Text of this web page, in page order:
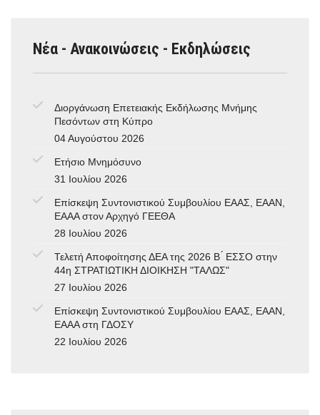
Νέα - Ανακοινώσεις - Εκδηλώσεις
Διοργάνωση Επετειακής Εκδήλωσης Μνήμης
Πεσόντων στη Κύπρο
04 Αυγούστου 2026
Ετήσιο Μνημόσυνο
31 Ιουλίου 2026
Επίσκεψη Συντονιστικού Συμβουλίου ΕΑΑΣ, ΕΑΑΝ,
ΕΑΑΑ στον Αρχηγό ΓΕΕΘΑ
28 Ιουλίου 2026
Τελετή Αποφοίτησης ΔΕΑ της 2026 Β ́ ΕΣΣΟ στην
44η ΣΤΡΑΤΙΩΤΙΚΗ ΔΙΟΙΚΗΣΗ "ΤΑΛΩΣ"
27 Ιουλίου 2026
Επίσκεψη Συντονιστικού Συμβουλίου ΕΑΑΣ, ΕΑΑΝ,
ΕΑΑΑ στη ΓΔΟΣΥ
22 Ιουλίου 2026